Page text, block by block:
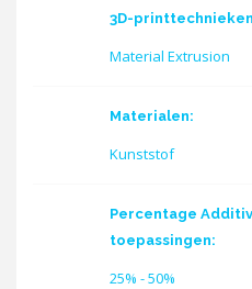
3D-
Material Extrusion
Materialen:
Kunststof
Percentage
toepassingen:
25% - 50%